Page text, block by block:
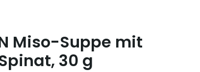
Miso-Suppe mit
30 g